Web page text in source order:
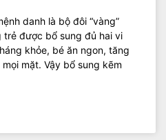
danh là bộ đôi “vàng”
trẻ được bổ sung đủ hai vi
khỏe, bé ăn ngon, tăng
mặt. Vậy bổ sung kẽm